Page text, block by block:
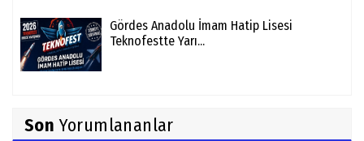
Gördes Anadolu İmam Hatip Lisesi
Teknofestte Yarı...
Son Yorumlananlar